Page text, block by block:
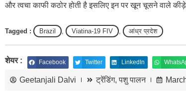
और त्वचा काफी कठोर होती है इसलिए इन पर खून चूसने वाले
Tagged : Brazil Viatina-19 FIV आंध्र प्रदेश
शेयर : Facebook Twitter LinkedIn
Geetanjali Dalvi ट्रेंडिंग,पशु पालन